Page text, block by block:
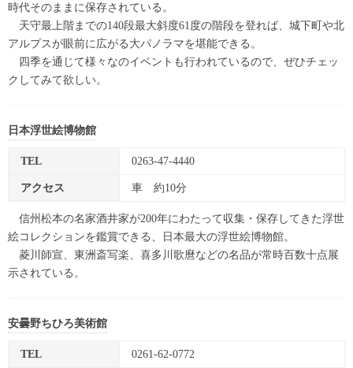
時代そのままに保存されている。
天守最上階までの140段最大斜度61度の階段を登れば、城下町や北
アルプスが眼前に広がる大パノラマを堪能できる。
四季を通じて様々なのイベントも行われているので、ぜひチェッ
クしてみて欲しい。
日本浮世絵博物館
TEL 0263-47-4440
アクセス 車 約10分
信州松本の名家酒井家が200年にわたって収集・保存してきた浮世
絵コレクションを鑑賞できる、日本最大の浮世絵博物館。
菱川師宣、東洲斎写楽、喜多川歌麿などの名品が常時百数十点展
示されている。
安曇野ちひろ美術館
TEL 0261-62-0772